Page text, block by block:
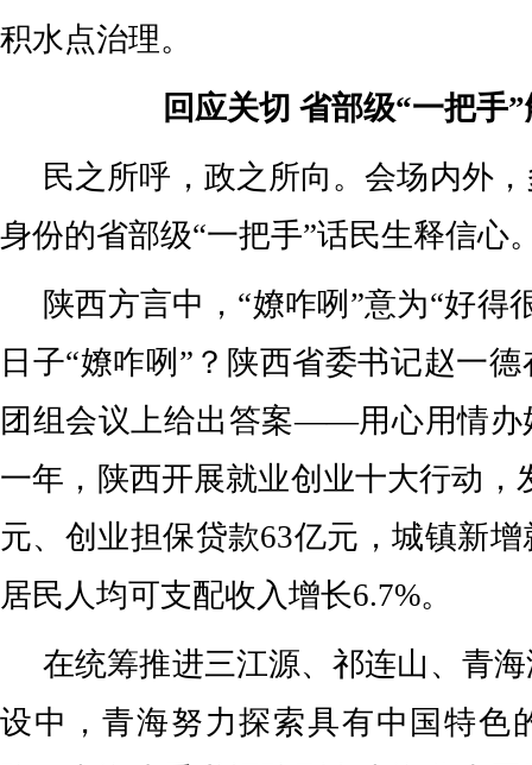
积水点治理。
回应关切 省部级“一把手
民之所呼，政之所向。会场内外
身份的省部级“一把手”话民生释信心
陕西方言中，“嫽咋咧”意为“好得
日子“嫽咋咧”？陕西省委书记赵一
团组会议上给出答案——用心用情办
一年，陕西开展就业创业十大行动，
元、创业担保贷款63亿元，城镇新
居民人均可支配收入增长6.7%。
在统筹推进三江源、祁连山、青
设中，青海努力探索具有中国特色